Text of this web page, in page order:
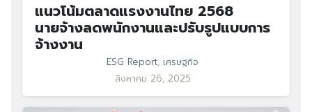
แนวโน้มตลาดแรงงานไทย 2568
นายจ้างลดพนักงานและปรับรูปแบบการ
จ้างงาน
ESG Report, เศรษฐกิจ
สิงหาคม 26, 2025